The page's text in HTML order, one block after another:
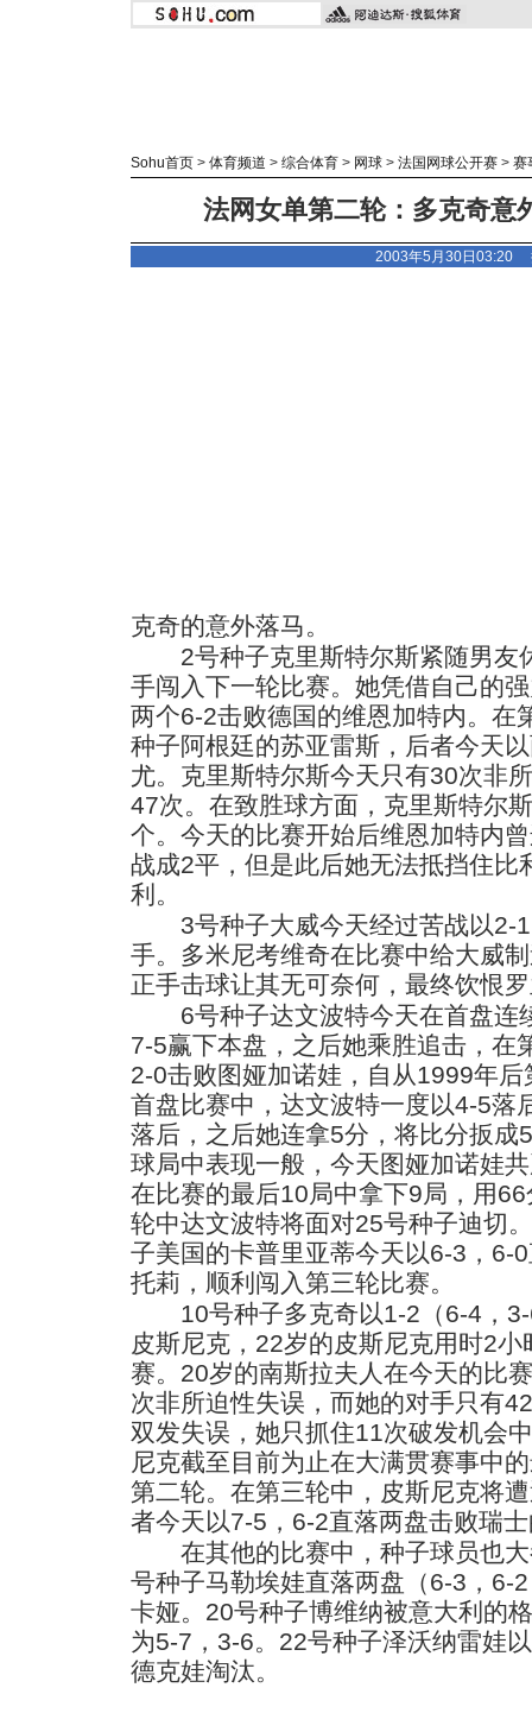
Sohu首页 > 体育频道 > 综合体育 > 网球 > 法国网球公开赛 > 赛
法网女单第二轮：多克奇意
2003年5月30日03:20
克奇的意外落马。
2号种子克里斯特尔斯紧随男友
手闯入下一轮比赛。她凭借自己的
两个6-2击败德国的维恩加特内。在
种子阿根廷的苏亚雷斯，后者今天
尤。克里斯特尔斯今天只有30次非
47次。在致胜球方面，克里斯特尔
个。今天的比赛开始后维恩加特内
战成2平，但是此后她无法抵挡住比
利。
3号种子大威今天经过苦战以2-1
手。多米尼考维奇在比赛中给大威
正手击球让其无可奈何，最终饮恨
6号种子达文波特今天在首盘连
7-5赢下本盘，之后她乘胜追击，在
2-0击败图娅加诺娃，自从1999年
首盘比赛中，达文波特一度以4-5落
落后，之后她连拿5分，将比分扳成
球局中表现一般，今天图娅加诺娃
在比赛的最后10局中拿下9局，用
轮中达文波特将面对25号种子迪切
子美国的卡普里亚蒂今天以6-3，6-
托莉，顺利闯入第三轮比赛。
10号种子多克奇以1-2（6-4，3-
皮斯尼克，22岁的皮斯尼克用时2
赛。20岁的南斯拉夫人在今天的比
次非所迫性失误，而她的对手只有
双发失误，她只抓住11次破发机会
尼克截至目前为止在大满贯赛事中
第二轮。在第三轮中，皮斯尼克将
者今天以7-5，6-2直落两盘击败瑞
在其他的比赛中，种子球员也大
号种子马勒埃娃直落两盘（6-3，6-
卡娅。20号种子博维纳被意大利的
为5-7，3-6。22号种子泽沃纳雷娃
德克娃淘汰。